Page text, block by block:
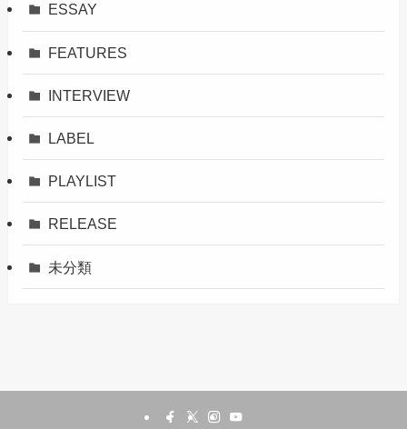
ESSAY
FEATURES
INTERVIEW
LABEL
PLAYLIST
RELEASE
未分類